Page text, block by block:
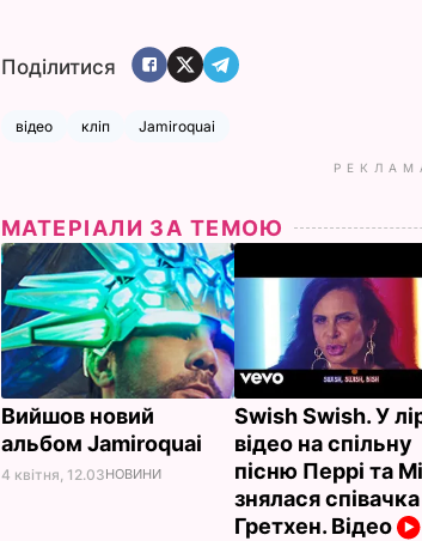
Поділитися
відео кліп Jamiroquai
МАТЕРІАЛИ ЗА ТЕМОЮ
Вийшов новий
альбом Jamiroquai
4 квітня, 12.03НОВИНИ
Swish Swish. У
відео на спільну
пісню Перрі та
знялася співачка
Гретхен. Відео